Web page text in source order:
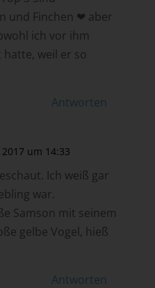
und Finchen ❤ aber
ich vor ihm
hatte, weil er so
Antworten
um 14:33
Ich weiß gar
war.
Samson mit seinem
gelbe Vogel, hieß
Antworten